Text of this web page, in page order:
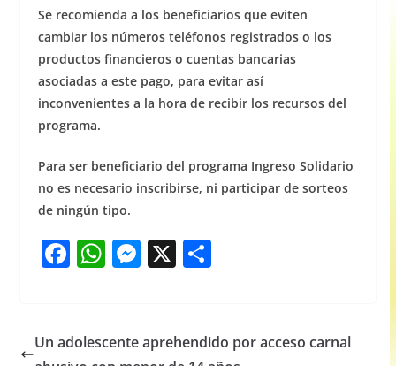
Se recomienda a los beneficiarios que eviten
cambiar los números teléfonos registrados o los
productos financieros o cuentas bancarias
asociadas a este pago, para evitar así
inconvenientes a la hora de recibir los recursos del
programa.
Para ser beneficiario del programa Ingreso Solidario
no es necesario inscribirse, ni participar de sorteos
de ningún tipo.
F
e
W
s
M
e
X S
e
Un adolescente aprehendido por acceso carnal